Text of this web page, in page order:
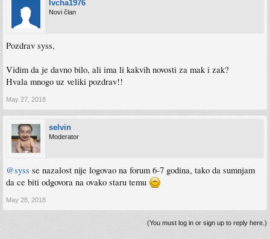
Ivcha1976
Novi član
Pozdrav syss,
Vidim da je davno bilo, ali ima li kakvih novosti za mak i zak?
Hvala mnogo uz veliki pozdrav!!
May 27, 2018
selvin
Moderator
@syss se nazalost nije logovao na forum 6-7 godina, tako da sumnjam
da ce biti odgovora na ovako staru temu
May 28, 2018
(You must log in or sign up to reply here.)